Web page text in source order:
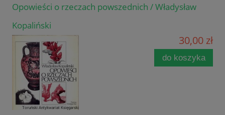
Opowieści o rzeczach powszednich / Władysław
Kopaliński
30,00 zł
do koszyka